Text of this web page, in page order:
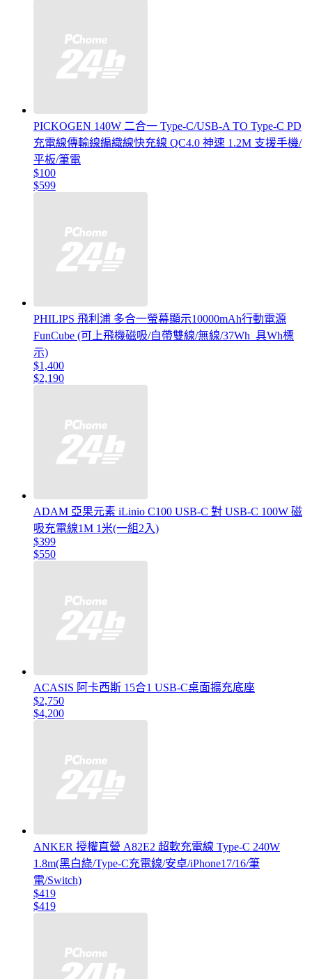
PICKOGEN 140W 二合一 Type-C/USB-A TO Type-C PD
充電線傳輸線編織線快充線 QC4.0 神速 1.2M 支援手機/
平板/筆電
$100
$599
PHILIPS 飛利浦 多合一螢幕顯示10000mAh行動電源
FunCube (可上飛機磁吸/自帶雙線/無線/37Wh_具Wh標
示)
$1,400
$2,190
ADAM 亞果元素 iLinio C100 USB-C 對 USB-C 100W 磁
吸充電線1M 1米(一組2入)
$399
$550
ACASIS 阿卡西斯 15合1 USB-C桌面擴充底座
$2,750
$4,200
ANKER 授權直營 A82E2 超軟充電線 Type-C 240W
1.8m(黑白綠/Type-C充電線/安卓/iPhone17/16/筆
電/Switch)
$419
$419